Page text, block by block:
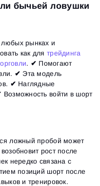
бычьей ловушки
рынках и
как длятрейдинга
. ✔ Помогают
✔ Эта модель
✔ Наглядные
Возможность войти в шорт
ложный пробой может
рост после
нередко связана с
позиций шорт после
и тренировок.